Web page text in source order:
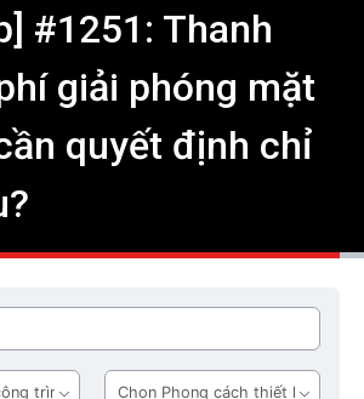
#1251: Thanh
giải phóng mặt
quyết định chỉ
Phong